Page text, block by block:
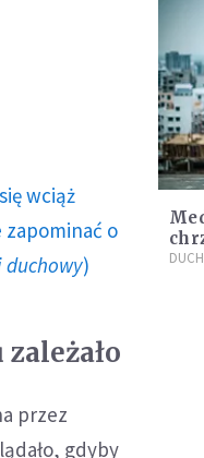
wciąż
o
duchowy)
przez
gdyby